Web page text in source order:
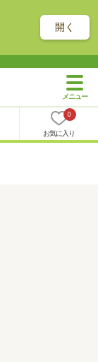
開く
0
お気に入り